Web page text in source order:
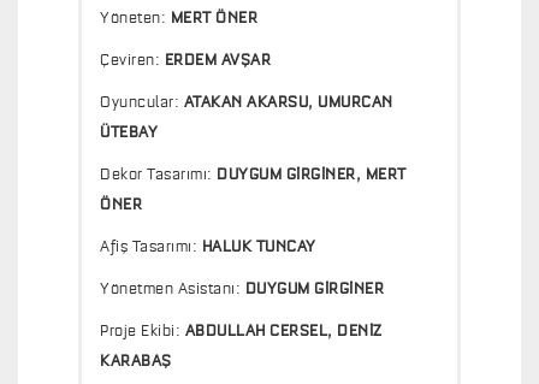
Yöneten: MERT ÖNER
Çeviren: ERDEM AVŞAR
Oyuncular: ATAKAN AKARSU, UMURCAN
ÜTEBAY
Dekor Tasarımı: DUYGUM GİRGİNER, MERT
ÖNER
Afiş Tasarımı: HALUK TUNCAY
Yönetmen Asistanı: DUYGUM GİRGİNER
Proje Ekibi: ABDULLAH CERSEL, DENİZ
KARABAŞ